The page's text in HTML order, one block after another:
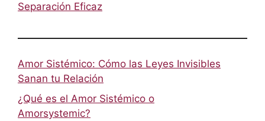
Separación Eficaz
Amor Sistémico: Cómo las Leyes Invisibles
Sanan tu Relación
¿Qué es el Amor Sistémico o
Amorsystemic?